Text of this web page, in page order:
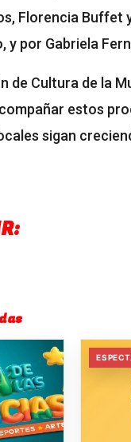
Florencia Buffet
y por Gabriela
de Cultura de la
estos
sigan